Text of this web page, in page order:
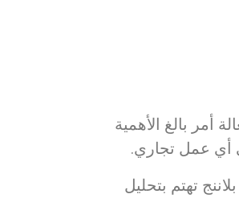
أمر بالغ الأهمية
أي عمل تجاري.
تهتم بتحليل